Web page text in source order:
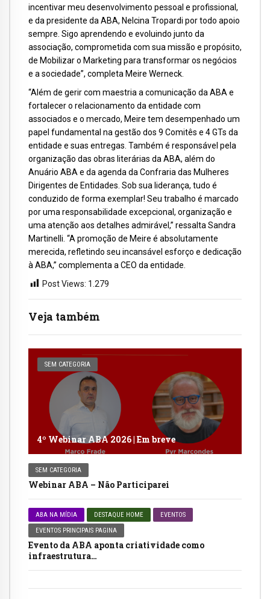
Veja também
SEM CATEGORIA
4º Webinar ABA 2026 | Em breve
SEM CATEGORIA
Webinar ABA – Não Participarei
ABA NA MÍDIA DESTAQUE HOME EVENTOS
EVENTOS PRINCIPAIS PAGINA
Evento da ABA aponta criatividade como
infraestrutura…
incentivar meu desenvolvimento pessoal e profissional,
e da presidente da ABA, Nelcina Tropardi por todo apoio
sempre. Sigo aprendendo e evoluindo junto da
associação, comprometida com sua missão e propósito,
de Mobilizar o Marketing para transformar os negócios
e a sociedade”, completa Meire Werneck.
“Além de gerir com maestria a comunicação da ABA e
fortalecer o relacionamento da entidade com
associados e o mercado, Meire tem desempenhado um
papel fundamental na gestão dos 9 Comitês e 4 GTs da
entidade e suas entregas. Também é responsável pela
organização das obras literárias da ABA, além do
Anuário ABA e da agenda da Confraria das Mulheres
Dirigentes de Entidades. Sob sua liderança, tudo é
conduzido de forma exemplar! Seu trabalho é marcado
por uma responsabilidade excepcional, organização e
uma atenção aos detalhes admirável,” ressalta Sandra
Martinelli. “A promoção de Meire é absolutamente
merecida, refletindo seu incansável esforço e dedicação
à ABA,” complementa a CEO da entidade.
Post Views: 1.279